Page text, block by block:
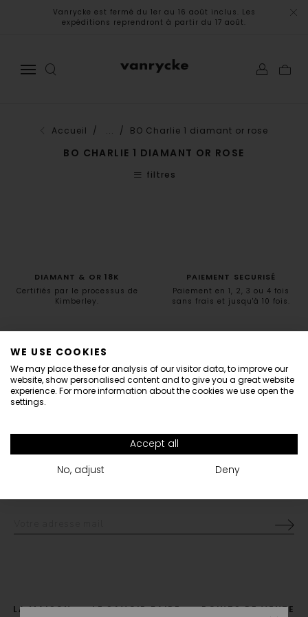
WE USE COOKIES
We may place these for analysis of our visitor data, to improve our
website, show personalised content and to give you a great website
experience. For more information about the cookies we use open the
settings.
Accept all
No, adjust
Deny
Vanrycke est fermé du 1er au 16 août inclus. Les
expéditions reprendront à partir du 17 août.
Accueil / ... / BO Charlie 1 diamant or rose
BO CHARLIE 1 DIAMANT OR ROSE
filtres
DIAMANT & OR 18K
Certifiés par le processus de
Kimberley.
PAIEMENT SECURISÉ
Paiement en 1, 2, 3 ou 4 fois
sans frais et jusqu'à 10 fois.
LIVRAISON OFFERTE
livraison standard DHL.
NEWSLETTER
-10% sur votre première commande
LA MAISON LE SAVOIR FAIRE POINTS DE VENTE
Informations
Dear Customers,
Thank you for your understanding.